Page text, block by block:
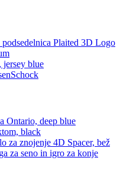
Plaited 3D Logo
jersey blue
Ontario, deep blue
black
za znojenje 4D Spacer, bež
za seno in igro za konje